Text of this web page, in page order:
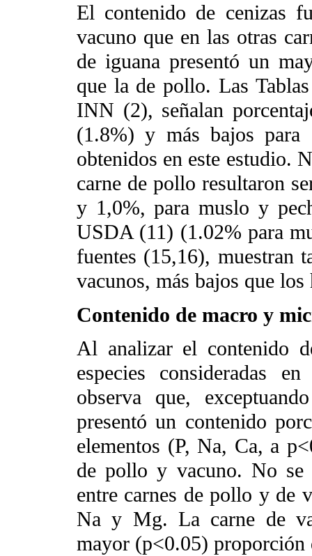
El contenido de cenizas
vacuno que en las otras
de iguana presentó un
que la de pollo. Las
INN (2), señalan
(1.8%) y más bajos para
obtenidos en este estudio.
carne de pollo resultaron
y 1,0%, para muslo y
USDA (11) (1.02% para
fuentes (15,16), muestran
vacunos, más bajos que
Contenido de macro y
Al analizar el contenido
especies consideradas
observa que,
presentó un contenido
elementos (P, Na, Ca, a
de pollo y vacuno. No se
entre carnes de pollo y de
Na y Mg. La carne de
mayor (p<0.05) proporción